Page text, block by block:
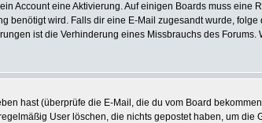
eine Aktivierung. Auf einigen Boards muss eine
wird. Falls dir eine E-Mail zugesandt wurde,
ist die Verhinderung eines Missbrauchs des
hast (überprüfe die E-Mail, die du vom Board
User löschen, die nichts gepostet haben, um